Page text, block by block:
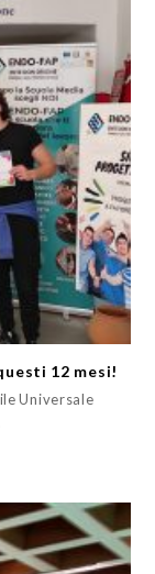
12 mesi!
Universale